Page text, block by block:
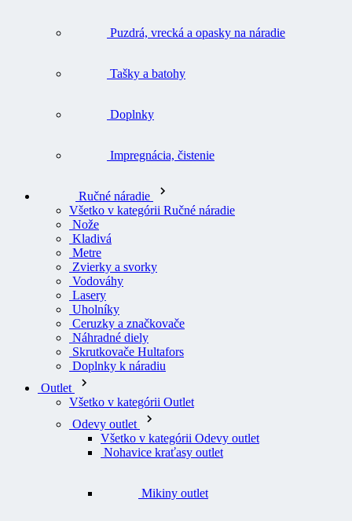
Puzdrá, vrecká a opasky na náradie
Tašky a batohy
Doplnky
Impregnácia, čistenie
Ručné náradie
Všetko v kategórii Ručné náradie
Nože
Kladivá
Metre
Zvierky a svorky
Vodováhy
Lasery
Uholníky
Ceruzky a značkovače
Náhradné diely
Skrutkovače Hultafors
Doplnky k náradiu
Outlet
Všetko v kategórii Outlet
Odevy outlet
Všetko v kategórii Odevy outlet
Nohavice kraťasy outlet